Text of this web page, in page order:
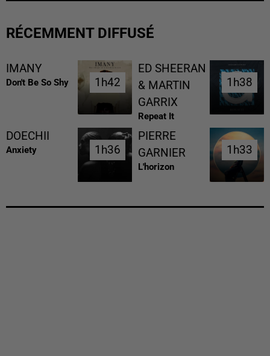
RÉCEMMENT DIFFUSÉ
IMANY
Don't Be So Shy 1h42
1h42
ED SHEERAN
& MARTIN
GARRIX
Repeat It
1h38
1h38
DOECHII
Anxiety 1h36
1h36
PIERRE
GARNIER
L'horizon
1h33
1h33